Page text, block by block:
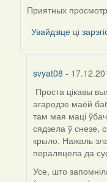
Приятных
Увайдзіце ці
svyat08 -
In
reply
to
by
Peregrinus
Проста цікавы
агародзе маёй
там мая маці
сядзела ў снезе,
крыло. Нажаль
пераляцела да
Усе, што